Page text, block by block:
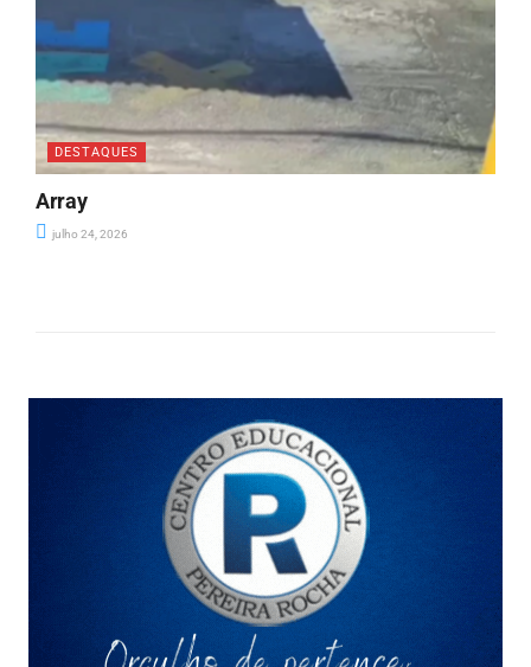
DESTAQUES
Array
julho 24, 2026